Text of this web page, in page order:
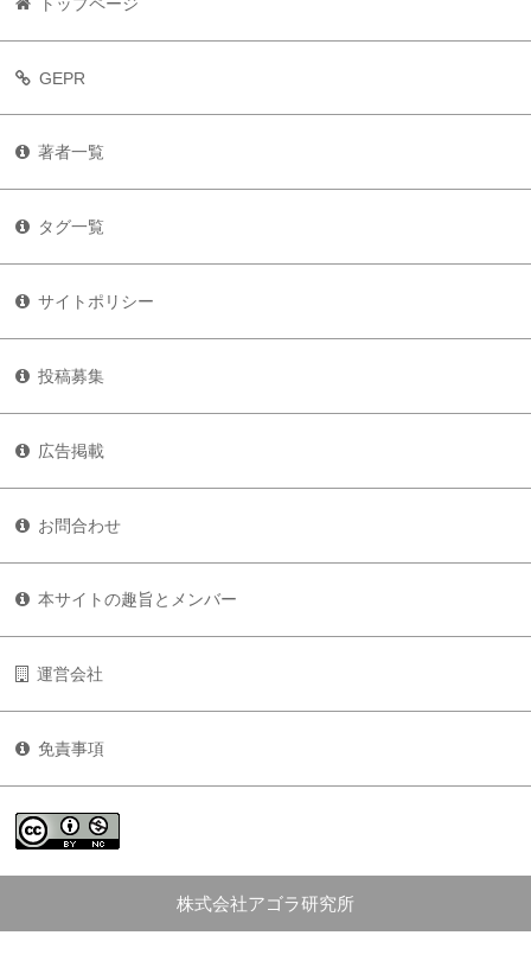
GEPR
著者一覧
タグ一覧
サイトポリシー
投稿募集
広告掲載
お問合わせ
本サイトの趣旨とメンバー
運営会社
免責事項
株式会社アゴラ研究所